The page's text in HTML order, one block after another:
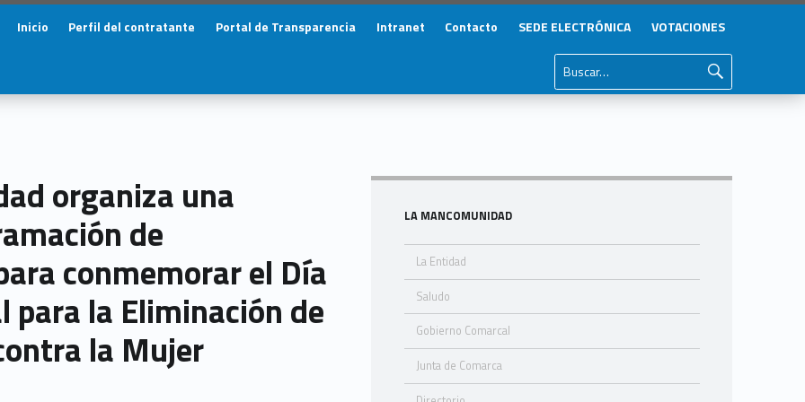
Primary MenuInicio Perfil del contratante Portal de Transparencia Intranet Contacto SEDE ELECTRÓNICA
VOTACIONES
Buscar:
organiza una
de
conmemorar el Día
para la Eliminación de
la Mujer
Sidebar
LA MANCOMUNIDAD
La Entidad
Saludo
Gobierno Comarcal
Junta de Comarca